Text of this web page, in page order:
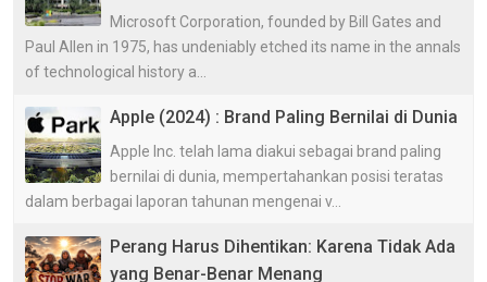
Microsoft Corporation, founded by Bill Gates and
Paul Allen in 1975, has undeniably etched its name in the annals
of technological history a...
Apple (2024) : Brand Paling Bernilai di Dunia
Apple Inc. telah lama diakui sebagai brand paling
bernilai di dunia, mempertahankan posisi teratas
dalam berbagai laporan tahunan mengenai v...
Perang Harus Dihentikan: Karena Tidak Ada
yang Benar-Benar Menang